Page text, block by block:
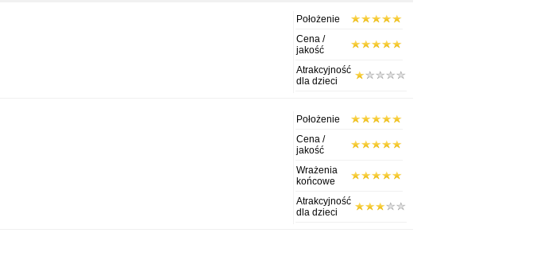
Położenie
Cena /
jakość
Atrakcyjność
dla dzieci
Położenie
Cena /
jakość
Wrażenia
końcowe
Atrakcyjność
dla dzieci